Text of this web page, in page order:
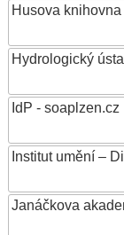
Husova
Hydrologický
IdP - soaplzen.cz
Institut umění –
Janáčkova